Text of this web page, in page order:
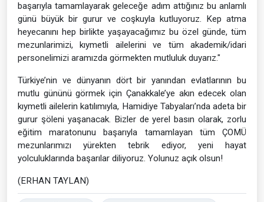
başarıyla tamamlayarak geleceğe adım attığınız bu anlamlı
günü büyük bir gurur ve coşkuyla kutluyoruz. Kep atma
heyecanını hep birlikte yaşayacağımız bu özel günde, tüm
mezunlarimizi, kıymetli ailelerini ve tüm akademik/idari
personelimizi aramızda görmekten mutluluk duyarız."
Türkiye’nin ve dünyanın dört bir yanından evlatlarının bu
mutlu gününü görmek için Çanakkale’ye akın edecek olan
kıymetli ailelerin katılımıyla, Hamidiye Tabyaları’nda adeta bir
gurur şöleni yaşanacak. Bizler de yerel basın olarak, zorlu
eğitim maratonunu başarıyla tamamlayan tüm ÇOMÜ
mezunlarımızı yürekten tebrik ediyor, yeni hayat
yolculuklarında başarılar diliyoruz. Yolunuz açık olsun!
(ERHAN TAYLAN)